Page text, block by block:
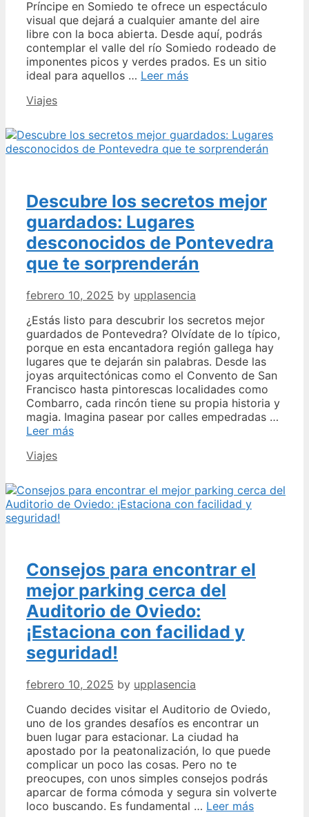
Príncipe en Somiedo te ofrece un espectáculo
visual que dejará a cualquier amante del aire
libre con la boca abierta. Desde aquí, podrás
contemplar el valle del río Somiedo rodeado de
imponentes picos y verdes prados. Es un sitio
ideal para aquellos … Leer másDescubre
del
Mirador
del
Somiedo:
Un
lugar
de
ensueño
para
amantes
la
naturaleza
Categories
Viajes
Descubre los secretos mejor
guardados: Lugares
desconocidos de Pontevedra
que te sorprenderán
febrero 10, 2025 by upplasencia
¿Estás listo para descubrir los secretos mejor
guardados de Pontevedra? Olvídate de lo típico,
porque en esta encantadora región gallega hay
lugares que te dejarán sin palabras. Desde las
joyas arquitectónicas como el Convento de San
Francisco hasta pintorescas localidades como
Combarro, cada rincón tiene su propia historia y
magia. Imagina pasear por calles empedradas …
Leer másDescubre
guardados:
Lugares
desconocidos
te
sorprenderán
Categories
Viajes
Consejos para encontrar el
mejor parking cerca del
Auditorio de Oviedo:
¡Estaciona con facilidad y
seguridad!
febrero 10, 2025 by upplasencia
Cuando decides visitar el Auditorio de Oviedo,
uno de los grandes desafíos es encontrar un
buen lugar para estacionar. La ciudad ha
apostado por la peatonalización, lo que puede
complicar un poco las cosas. Pero no te
preocupes, con unos simples consejos podrás
aparcar de forma cómoda y segura sin volverte
loco buscando. Es fundamental … Leer másConsejos